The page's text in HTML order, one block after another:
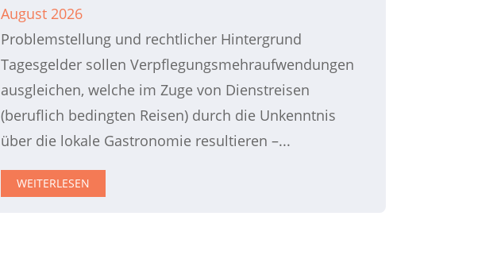
August 2026
Problemstellung und rechtlicher Hintergrund
Tagesgelder sollen Verpflegungsmehraufwendungen
ausgleichen, welche im Zuge von Dienstreisen
(beruflich bedingten Reisen) durch die Unkenntnis
über die lokale Gastronomie resultieren –...
WEITERLESEN